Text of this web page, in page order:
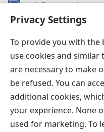
Privacy Settings
To provide you with the
use cookies and similar
are necessary to make
be refused. You can
additional cookies,
your experience. None
used for marketing. To
நன்கொடைகள்
new
(opens
new
JW Hub®
window)JW லைப்ரரி
உவாட்ச்டவர் லைப்ரரி